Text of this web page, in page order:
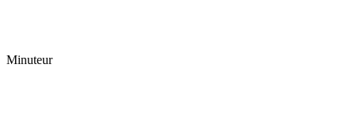
Minuteur